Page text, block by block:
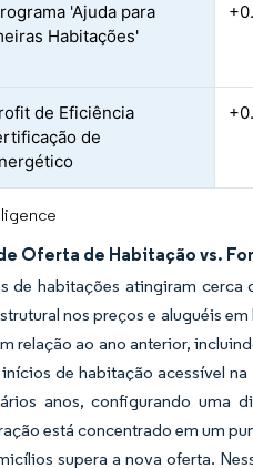
'Ajuda para
Habitações'
de Eficiência
de
Oferta de Habitação vs.
de habitações atingiram cerca
nos preços e aluguéis
relação ao ano anterior,
de habitação acessível
anos, configurando uma
está concentrado em um
supera a nova oferta.